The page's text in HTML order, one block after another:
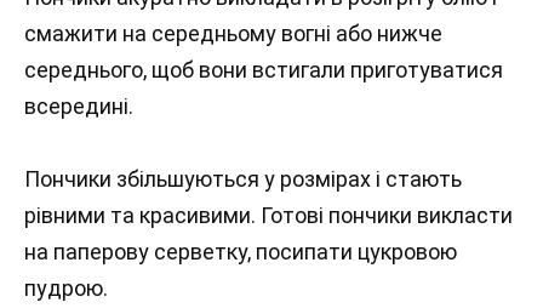
смажити на середньому вогні або нижче
середнього, щоб вони встигали приготуватися
всередині.
Пончики збільшуються у розмірах і стають
рівними та красивими. Готові пончики викласти
на паперову серветку, посипати цукровою
пудрою.